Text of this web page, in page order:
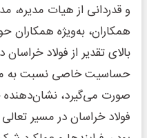
و قدردانی از هیات مدیره،
همکاران، به‌ویژه
بالای تقدیر از فولاد
حساسیت خاصی نسبت به
صورت می‌گیرد،
فولاد خراسان در مسیر